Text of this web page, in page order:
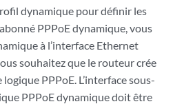
dynamique pour définir les
PPPoE dynamique, vous
à l’interface Ethernet
souhaitez que le routeur crée
PPPoE. L’interface sous-
PPPoE dynamique doit être